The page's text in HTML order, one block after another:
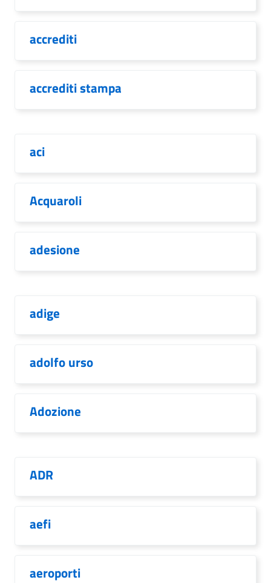
accrediti
accrediti stampa
aci
Acquaroli
adesione
adige
adolfo urso
Adozione
ADR
aefi
aeroporti